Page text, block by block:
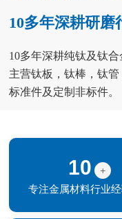
10多年深耕研磨
10多年深耕纯钛及钛
主营钛板，钛棒，钛
标准件及定制非标件。
10
+
专注金属材料行业